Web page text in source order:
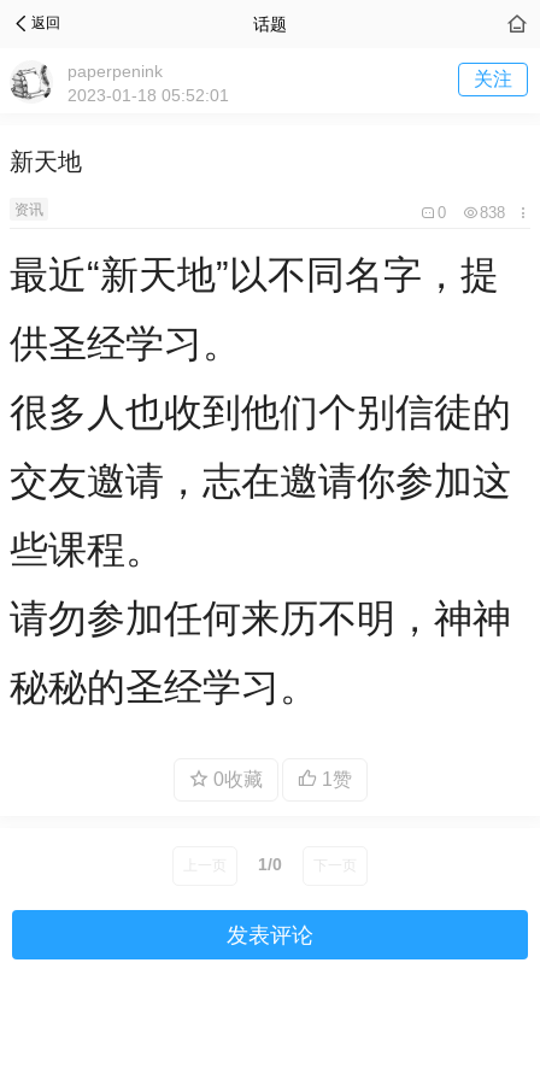
返回 话题
paperpenink
2023-01-18 05:52:01
关注
新天地
资讯 0 838
最近“新天地”以不同名字，提
供圣经学习。
很多人也收到他们个别信徒的
交友邀请，志在邀请你参加这
些课程。
请勿参加任何来历不明，神神
秘秘的圣经学习。
0收藏 1赞
1/0
发表评论